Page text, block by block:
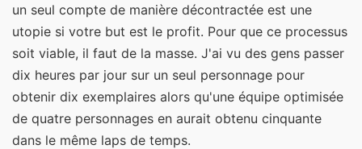
un seul compte de manière décontractée est une
utopie si votre but est le profit. Pour que ce processus
soit viable, il faut de la masse. J'ai vu des gens passer
dix heures par jour sur un seul personnage pour
obtenir dix exemplaires alors qu'une équipe optimisée
de quatre personnages en aurait obtenu cinquante
dans le même laps de temps.